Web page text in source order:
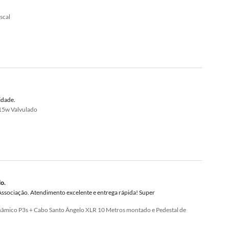
Valvulado
Atendimento excelente e entrega rápida! Super
P3s + Cabo Santo Ângelo XLR 10 Metros montado e Pedestal de